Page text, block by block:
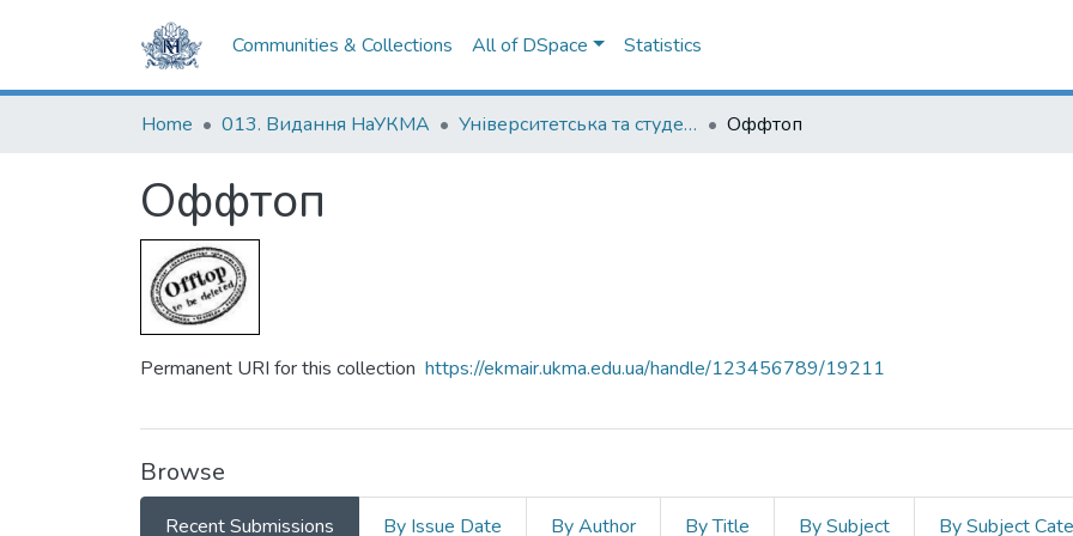
Communities & Collections All of DSpace Statistics
Home 013. Видання НаУКМА Університетська та студентська періодика Оффтоп
Оффтоп
Permanent URI for this collection https://ekmair.ukma.edu.ua/handle/123456789/19211
Browse
Recent Submissions By Issue Date By Author By Title By Subject By Subject